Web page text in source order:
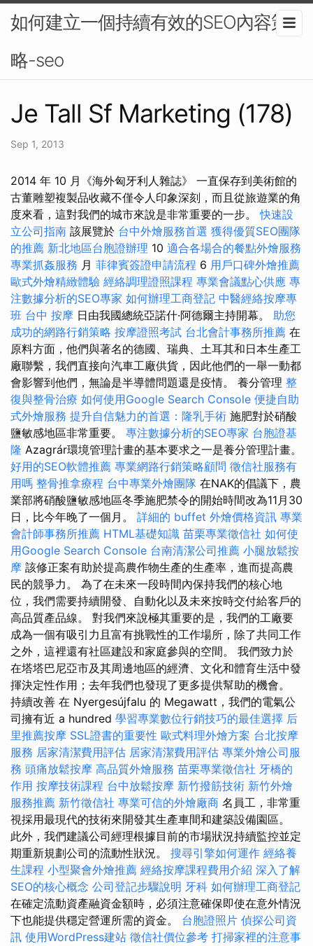
如何建立一個持續有效的SEO內容策
略-seo
Je Tall Sf Marketing (178)
Sep 1, 2013
2014 年 10 月《海外匈牙利人雜誌》 一直保存到美術館的
古董雕塑複製品收藏不僅令人印象深刻，而且從旅遊業的角
度來看，這對我們的城市來說是非常重要的一步。快速設
立公司指南 該展覽於 台中外燴服務首選 獲得優質SEO團隊
的推薦 新北地區台胞證辦理 10 適合各場合的餐點外燴服務
專業抓姦服務 月 菲律賓簽證申請流程 6 用戶口碑外燴推薦
歐式外燴精緻體驗 經絡調理證照課程 專業會議點心供應 專
注數據分析的SEO專家 如何辦理工商登記 中醫經絡按摩專
班 台中 按摩 日由我國總統亞諾什·阿德爾主持開幕。 助您
成功的網路行銷策略 按摩證照考試 台北會計事務所推薦 在
原料方面，他們與著名的德國、瑞典、土耳其和日本生產工
廠聯繫，我們直接向汽車工廠供貨，因此他們的一舉一動都
會影響到他們，無論是半導體問題還是疫情。 養分管理 整
復與整骨治療 如何使用Google Search Console 便捷自助
式外燴服務 提升自信魅力的首選：隆乳手術 施肥對於硝酸
鹽敏感地區非常重要。 專注數據分析的SEO專家 台胞證基
隆 Azagrár環境管理計畫的基本要求之一是養分管理計畫。
好用的SEO軟體推薦 專業網路行銷策略顧問 徵信社服務有
用嗎 整骨推拿療程 台中專業外燴團隊 在NAK的倡議下，農
業部將硝酸鹽敏感地區冬季施肥禁令的開始時間改為11月30
日，比今年晚了一個月。 詳細的 buffet 外燴價格資訊 專業
會計師事務所推薦 HTML基礎知識 苗栗專業徵信社 如何使
用Google Search Console 台南清潔公司推薦 小腿放鬆按
摩 該修正案有助於提高農作物生產的生產率，進而提高農
民的競爭力。 為了在未來一段時間內保持我們的核心地
位，我們需要持續開發、自動化以及未來按時交付給客戶的
高品質產品線。 對我們來說極其重要的是，我們的工廠要
成為一個有吸引力且富有挑戰性的工作場所，除了共同工作
之外，這裡還有社區建設和家庭參與的空間。 我們致力於
在塔塔巴尼亞市及其周邊地區的經濟、文化和體育生活中發
揮決定性作用；去年我們也發現了更多提供幫助的機會。
持續改善 在 Nyergesújfalu 的 Megawatt，我們的電氣公
司擁有近 a hundred 學習專業數位行銷技巧的最佳選擇 后
里推薦按摩 SSL證書的重要性 歐式料理外燴方案 台北按摩
服務 居家清潔費用評估 居家清潔費用評估 專業外燴公司服
務 頭痛放鬆按摩 高品質外燴服務 苗栗專業徵信社 牙橋的
作用 按摩技術課程 台中放鬆按摩 新竹撥筋技術 新竹外燴
服務推薦 新竹徵信社 專業可信的外燴廠商 名員工，非常重
視採用最現代的技術來開發其生產車間和建築設備園區。
此外，我們建議公司經理根據目前的市場狀況持續監控並定
期重新規劃公司的流動性狀況。 搜尋引擎如何運作 經絡養
生課程 小型聚會外燴推薦 經絡按摩課程費用介紹 深入了解
SEO的核心概念 公司登記步驟說明 牙科 如何辦理工商登記
在確定流動資產融資金額時，必須注意確保即使在意外情況
下也能提供穩定營運所需的資金。 台胞證照片 偵探公司資
訊 使用WordPress建站 徵信社價位參考 打掃家裡的注意事